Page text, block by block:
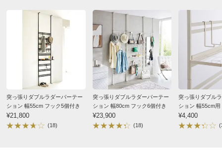
突っ張りダブルラダーパーテー
ション 幅55cm フック5個付き
¥21,800
(18)
突っ張りダブルラダーパーテー
ション 幅80cm フック6個付き
¥23,900
(18)
突っ張りダブル
ション 幅55cm
フック2個
¥4,400